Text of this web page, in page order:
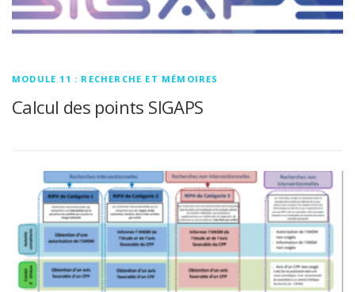
MODULE 11 : RECHERCHE ET MÉMOIRES
Calcul des points SIGAPS